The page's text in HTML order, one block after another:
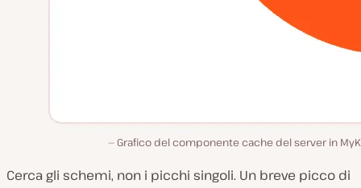
Grafico del componente cache del server in
Cerca gli schemi, non i picchi singoli. Un breve picco di